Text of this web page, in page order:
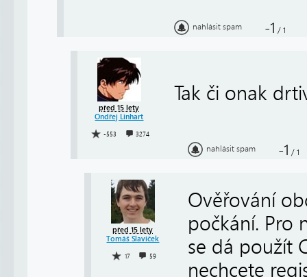
nahlásit spam -1 / 1
před 15 lety
Ondřej Linhart
-553 3274
Tak či onak
nahlásit spam -1 / 1
před 15 lety
Tomáš Slavíček
17 59
Ověřování
počkání. Pro
se dá použít
nechcete